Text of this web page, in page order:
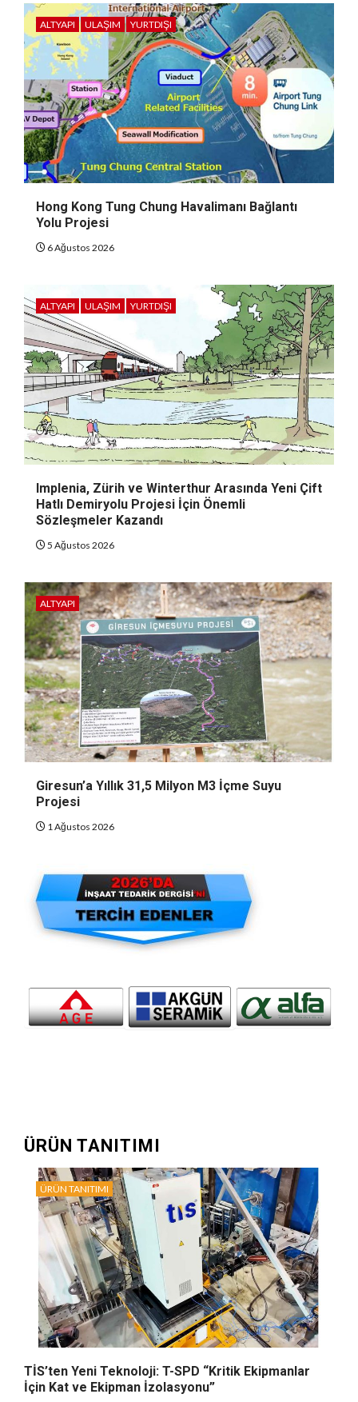
ALTYAPI ULAŞIM YURTDIŞI
Hong Kong Tung Chung Havalimanı Bağlantı
Yolu Projesi
6 Ağustos 2026
ALTYAPI ULAŞIM YURTDIŞI
Implenia, Zürih ve Winterthur Arasında Yeni Çift
Hatlı Demiryolu Projesi İçin Önemli
Sözleşmeler Kazandı
5 Ağustos 2026
ALTYAPI
Giresun’a Yıllık 31,5 Milyon M3 İçme Suyu
Projesi
1 Ağustos 2026
ÜRÜN TANITIMI
ÜRÜN TANITIMI
TİS’ten Yeni Teknoloji: T-SPD “Kritik Ekipmanlar
İçin Kat ve Ekipman İzolasyonu”